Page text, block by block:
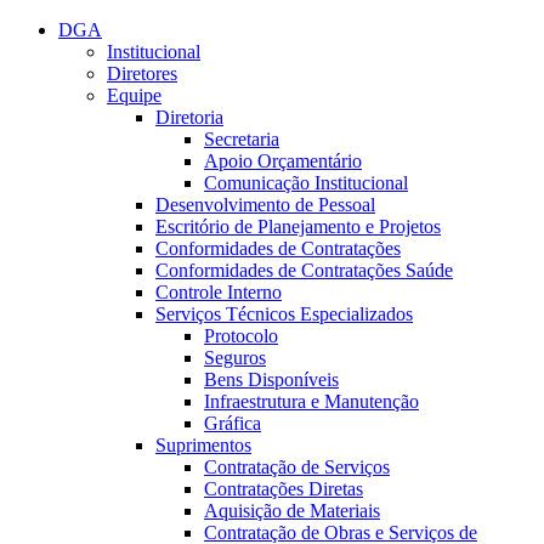
Conteúdo principal
DGA
Institucional
Diretores
Equipe
Diretoria
Secretaria
Apoio Orçamentário
Comunicação Institucional
Desenvolvimento de Pessoal
Escritório de Planejamento e Projetos
Conformidades de Contratações
Conformidades de Contratações Saúde
Controle Interno
Serviços Técnicos Especializados
Protocolo
Seguros
Bens Disponíveis
Infraestrutura e Manutenção
Gráfica
Suprimentos
Contratação de Serviços
Contratações Diretas
Aquisição de Materiais
Contratação de Obras e Serviços de